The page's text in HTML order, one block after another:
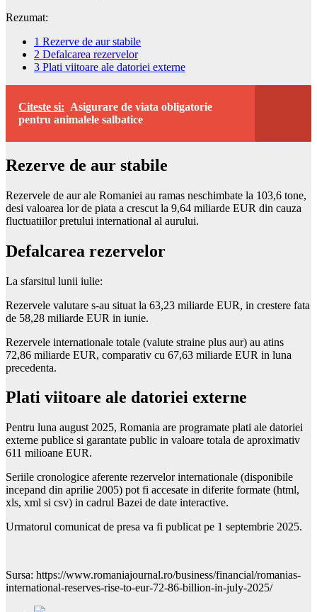
Rezumat:
1 Rezerve de aur stabile
2 Defalcarea rezervelor
3 Plati viitoare ale datoriei externe
Citeste si: Asigurare de viata obligatorie
pentru animalele salbatice
Rezerve de aur stabile
Rezervele de aur ale Romaniei au ramas neschimbate la 103,6 tone,
desi valoarea lor de piata a crescut la 9,64 miliarde EUR din cauza
fluctuatiilor pretului international al aurului.
Defalcarea rezervelor
La sfarsitul lunii iulie:
Rezervele valutare s-au situat la 63,23 miliarde EUR, in crestere fata
de 58,28 miliarde EUR in iunie.
Rezervele internationale totale (valute straine plus aur) au atins
72,86 miliarde EUR, comparativ cu 67,63 miliarde EUR in luna
precedenta.
Plati viitoare ale datoriei externe
Pentru luna august 2025, Romania are programate plati ale datoriei
externe publice si garantate public in valoare totala de aproximativ
611 milioane EUR.
Seriile cronologice aferente rezervelor internationale (disponibile
incepand din aprilie 2005) pot fi accesate in diferite formate (html,
xls, xml si csv) in cadrul Bazei de date interactive.
Urmatorul comunicat de presa va fi publicat pe 1 septembrie 2025.
Sursa: https://www.romaniajournal.ro/business/financial/romanias-
international-reserves-rise-to-eur-72-86-billion-in-july-2025/